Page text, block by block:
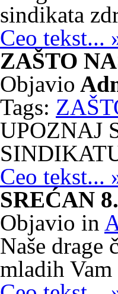
sindikata
Ceo tekst...
ZAŠTO
Objavio
Tags:
UPOZNAJ
Ceo tekst...
SREĆAN
Objavio in
Naše drage
mladih